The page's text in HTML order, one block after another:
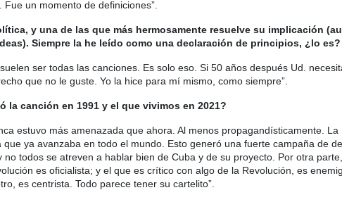
un momento de definiciones”.
y una de las que más hermosamente resuelve su implicación
Siempre la he leído como una declaración de principios, ¿lo es?
ser todas las canciones. Es solo eso. Si 50 años después Ud.
que no le guste. Yo la hice para mí mismo, como siempre”.
la canción en 1991 y el que vivimos en 2021?
estuvo más amenazada que ahora. Al menos propagandísticamente. La
ya avanzaba en todo el mundo. Esto generó una fuerte campaña de
todos se atreven a hablar bien de Cuba y de su proyecto. Por otra
es oficialista; y el que es crítico con algo de la Revolución, es
es centrista. Todo parece tener su cartelito”.